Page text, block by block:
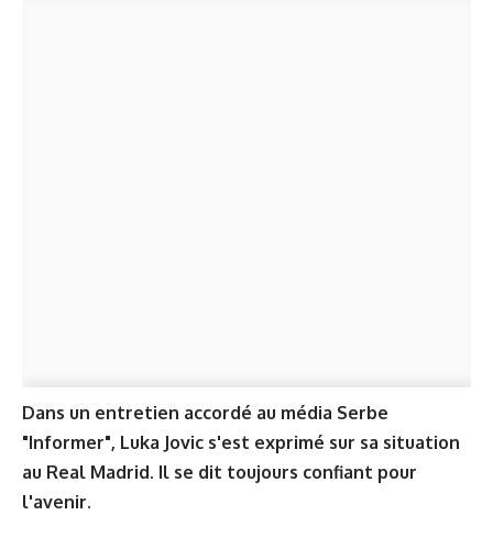
Dans un entretien accordé au média Serbe
"Informer", Luka Jovic s'est exprimé sur sa situation
au Real Madrid. Il se dit toujours confiant pour
l'avenir.